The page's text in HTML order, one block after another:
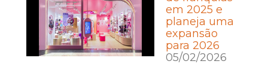
em 2025 e
planeja uma
expansão
para 2026
05/02/2026